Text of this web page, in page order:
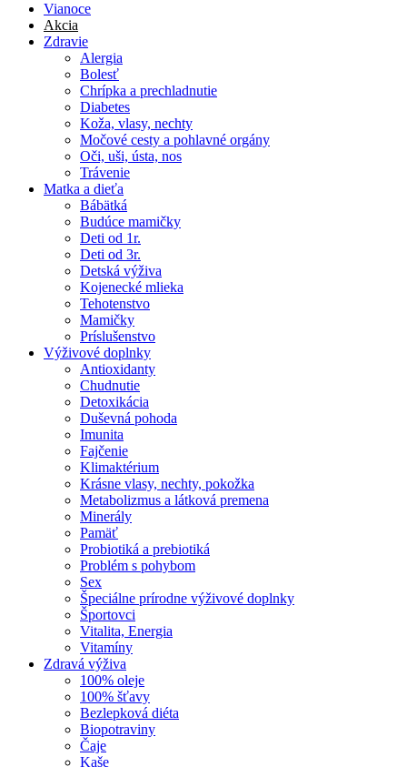
Vianoce
Akcia
Zdravie
Alergia
Bolesť
Chrípka a prechladnutie
Diabetes
Koža, vlasy, nechty
Močové cesty a pohlavné orgány
Oči, uši, ústa, nos
Trávenie
Matka a dieťa
Bábätká
Budúce mamičky
Deti od 1r.
Deti od 3r.
Detská výživa
Kojenecké mlieka
Tehotenstvo
Mamičky
Príslušenstvo
Výživové doplnky
Antioxidanty
Chudnutie
Detoxikácia
Duševná pohoda
Imunita
Fajčenie
Klimaktérium
Krásne vlasy, nechty, pokožka
Metabolizmus a látková premena
Minerály
Pamäť
Probiotiká a prebiotiká
Problém s pohybom
Sex
Špeciálne prírodne výživové doplnky
Športovci
Vitalita, Energia
Vitamíny
Zdravá výživa
100% oleje
100% šťavy
Bezlepková diéta
Biopotraviny
Čaje
Kaše